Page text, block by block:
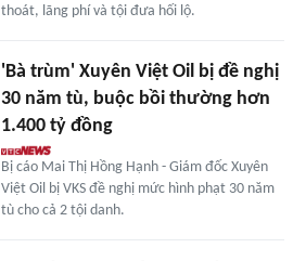
thoát, lãng phí và tội đưa hối lộ.
'Bà trùm' Xuyên Việt Oil bị đề nghị
30 năm tù, buộc bồi thường hơn
1.400 tỷ đồng
Bị cáo Mai Thị Hồng Hạnh - Giám đốc Xuyên
Việt Oil bị VKS đề nghị mức hình phạt 30 năm
tù cho cả 2 tội danh.